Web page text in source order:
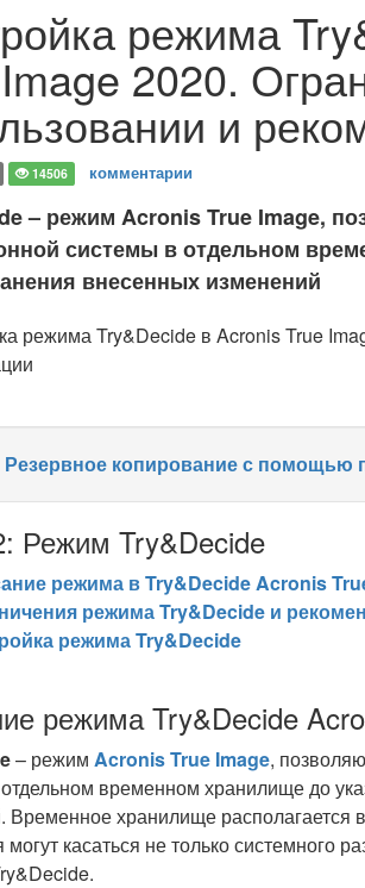
режима
2020.
и
14506 комментарии
– режим Acronis True Image,
системы в отдельном
внесенных изменений
Резервное копирование с помощью
Режим Try&Decide
режима в Try&Decide Acronis
режима Try&Decide и
режима Try&Decide
режима Try&Decide
– режим Acronis True Image,
временном хранилище до
Временное хранилище располагается
касаться не только системного